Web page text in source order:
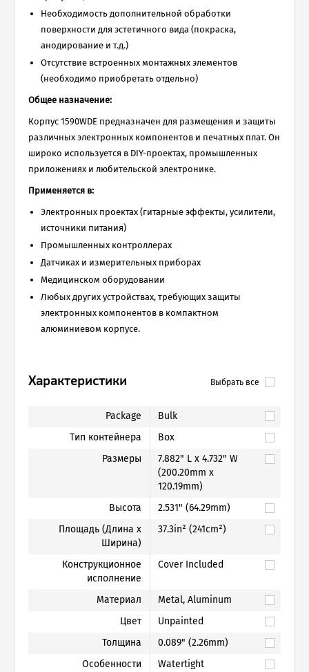
Выбрать все
Характеристики
Package
Bulk
Тип контейнера
Box
Размеры
7.882" L x 4.732" W
(200.20mm x
120.19mm)
Высота
2.531" (64.29mm)
Площадь (Длина x
Ширина)
37.3in² (241cm²)
Конструкционное
исполнение
Cover Included
Материал
Metal, Aluminum
Цвет
Unpainted
Толщина
0.089" (2.26mm)
Особенности
Watertight
Необходимость дополнительной обработки
поверхности для эстетичного вида (покраска,
анодирование и т.д.)
Отсутствие встроенных монтажных элементов
(необходимо приобретать отдельно)
Общее назначение:
Корпус 1590WDE предназначен для размещения и защиты
различных электронных компонентов и печатных плат. Он
широко используется в DIY-проектах, промышленных
приложениях и любительской электронике.
Применяется в:
Электронных проектах (гитарные эффекты, усилители,
источники питания)
Промышленных контроллерах
Датчиках и измерительных приборах
Медицинском оборудовании
Любых других устройствах, требующих защиты
электронных компонентов в компактном
алюминиевом корпусе.